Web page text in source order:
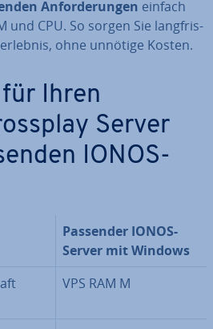
An­for­de­run­gen einfach
und CPU. So sorgen Sie lang­fris­
ohne unnötige Kosten.
Ihren
Server
IONOS-
Passender IONOS-
Server mit Windows
VPS RAM M